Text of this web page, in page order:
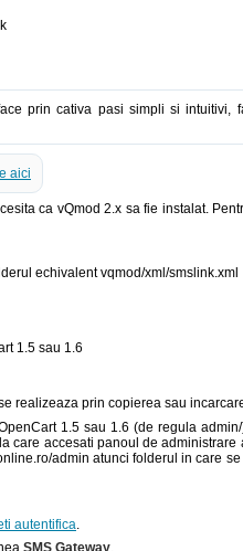
prin cativa pasi simpli si intuitivi,
aici
ca vQmod 2.x sa fie instalat.
echivalent vqmod/xml/smslink.xml
1.5 sau 1.6
realizeaza prin copierea sau
1.5 sau 1.6 (de regula
care accesati panoul de
admin atunci folderul in care
autentifica.
SMS Gateway.